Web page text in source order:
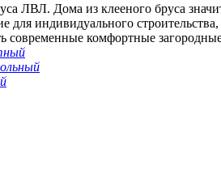
ЛВЛ. Дома из клееного бруса
для индивидуального
современные комфортные